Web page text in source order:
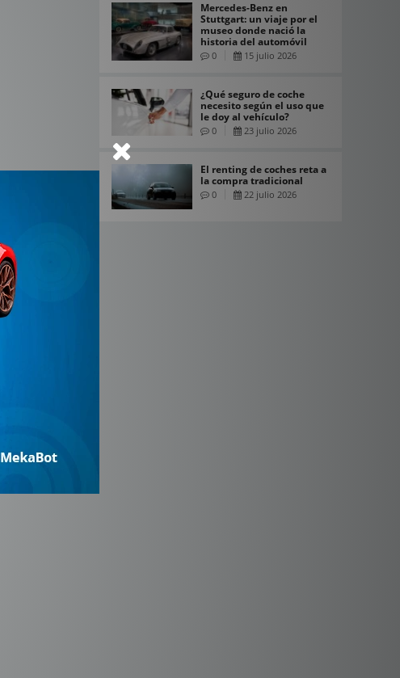
Mercedes-Benz en
Stuttgart: un viaje por el
museo donde nació la
historia del automóvil
0 15 julio 2026
¿Qué seguro de coche
necesito según el uso que
le doy al vehículo?
0 23 julio 2026
El renting de coches reta a
la compra tradicional
0 22 julio 2026